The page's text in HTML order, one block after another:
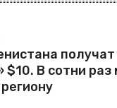
получат
$10. В сотни раз